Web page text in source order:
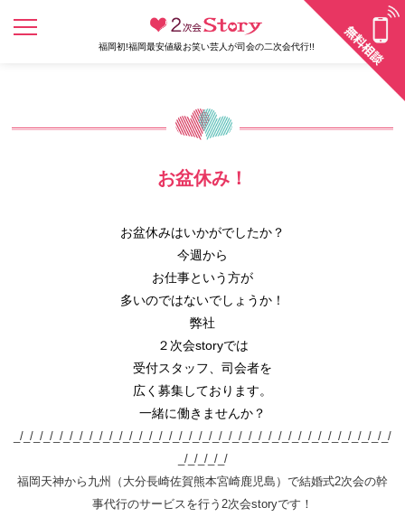
福岡初!福岡最安値級お笑い芸人が司会の二次会代行!!
お盆休み！
お盆休みはいかがでしたか？
今週から
お仕事という方が
多いのではないでしょうか！
弊社
２次会storyでは
受付スタッフ、司会者を
広く募集しております。
一緒に働きませんか？
_/_/_/_/_/_/_/_/_/_/_/_/_/_/_/_/_/_/_/_/_/_/_/_/_/_/_/_/_/_/_/_/_/_/_/_/_/_/
_/_/_/_/_/
福岡天神から九州（大分長崎佐賀熊本宮崎鹿児島）で結婚式2次会の幹
事代行のサービスを行う2次会storyです！